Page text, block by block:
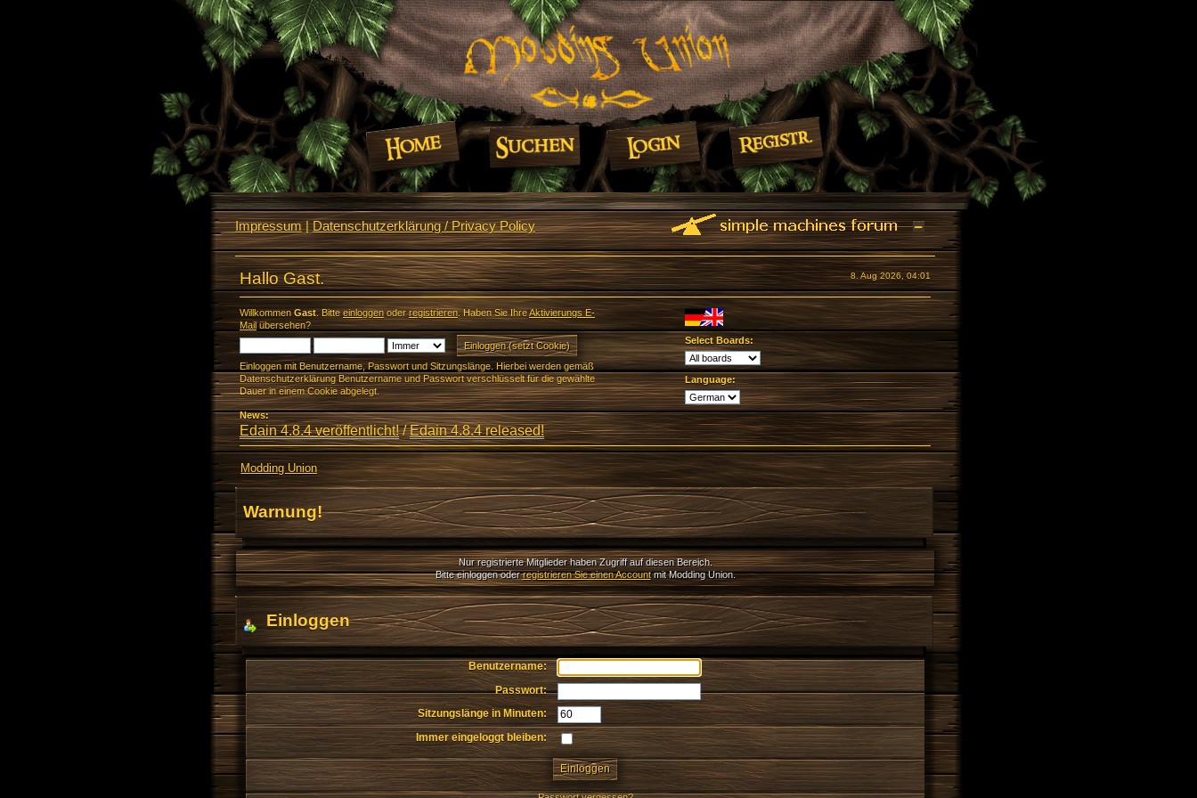
Impressum|Datenschutzerklärung / Privacy Policy
8. Aug 2026, 04:01
Hallo Gast.
Willkommen Gast. Bitte einloggenoderregistrieren. Haben Sie IhreAktivierungs E-
Mailübersehen?
Einloggen mit Benutzername, Passwort und Sitzungslänge. Hierbei werden gemäß
Datenschutzerklärung Benutzername und Passwort verschlüsselt für die gewählte
Dauer in einem Cookie abgelegt.
Select Boards:
Language:
News:
Edain 4.8.4 veröffentlicht!/Edain 4.8.4 released!
Modding Union
Warnung!
Nur registrierte Mitglieder haben Zugriff auf diesen Bereich.
Bitte einloggen oderregistrieren Sie einen Accountmit Modding Union.
Einloggen
Benutzername:
Passwort:
Sitzungslänge in Minuten:
Immer eingeloggt bleiben: